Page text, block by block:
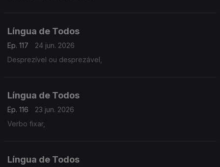
Língua de Todos
Ep. 117
24 jun. 2026
Desprezível ou desprezável,
Língua de Todos
Ep. 116
23 jun. 2026
Verbo fixar,
Língua de Todos